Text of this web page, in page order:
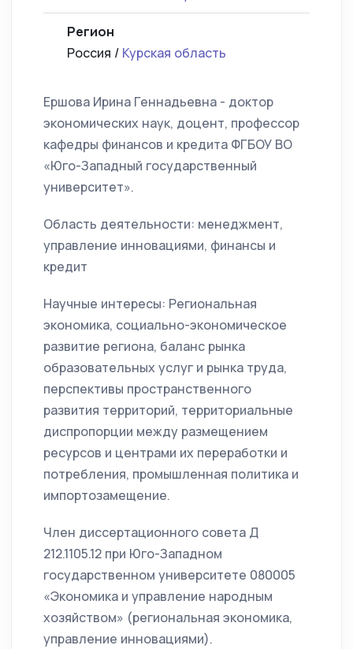
Регион
Россия / Курская область
Ершова Ирина Геннадьевна - доктор
экономических наук, доцент, профессор
кафедры финансов и кредита ФГБОУ ВО
«Юго-Западный государственный
университет».
Область деятельности: менеджмент,
управление инновациями, финансы и
кредит
Научные интересы: Региональная
экономика, социально-экономическое
развитие региона, баланс рынка
образовательных услуг и рынка труда,
перспективы пространственного
развития территорий, территориальные
диспропорции между размещением
ресурсов и центрами их переработки и
потребления, промышленная политика и
импортозамещение.
Член диссертационного совета Д
212.1105.12 при Юго-Западном
государственном университете 080005
«Экономика и управление народным
хозяйством» (региональная экономика,
управление инновациями).